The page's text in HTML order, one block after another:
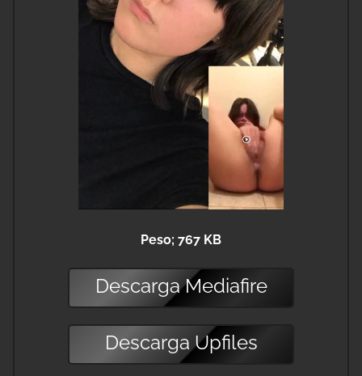
Peso; 767 KB
DescargaMediafire
DescargaUpfiles